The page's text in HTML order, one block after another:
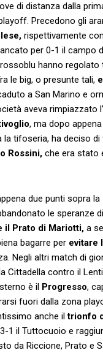
di distanza dalla
Precedono gli
rispettivamente
per 0-1 il campo
hanno regolato
le big, o presunte tali,
a San Marino e
aveva rimpiazzato
, ma dopo
tifoseria, ha deciso di
Rossini, che era stato
due punti sopra
le speranze
il Prato di Mariotti, a
bagarre per evitare
Negli altri match di
Cittadella contro il
è il Progresso,
fuori dalla zona
anche iltrionfo
1 il Tuttocuoio e
da Riccione, Prato e